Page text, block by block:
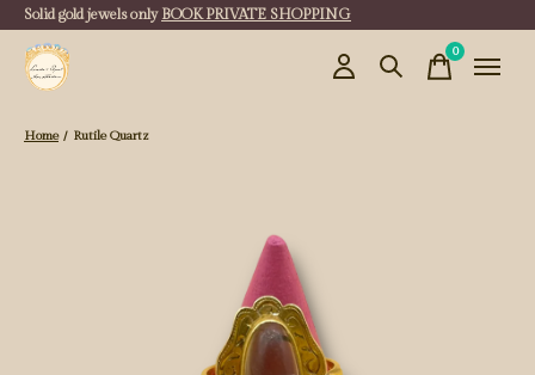
Solid gold jewels only BOOK PRIVATE SHOPPING
0items
Home / Rutile Quartz